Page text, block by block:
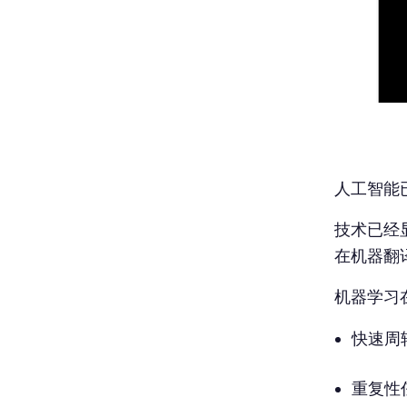
人工智
技术已经
在机器翻
机器学习
快速周
重复性